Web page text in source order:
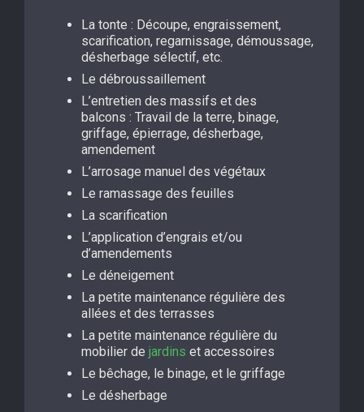
La tonte : Découpe, engraissement,
scarification, regarnissage, démoussage,
désherbage sélectif, etc.
Le débroussaillement
L’entretien des massifs et des
balcons : Travail de la terre, binage,
griffage, épierrage, désherbage,
amendement
L’arrosage manuel des végétaux
Le ramassage des feuilles
La scarification
L’application d’engrais et/ou
d’amendements
Le déneigement
La petite maintenance régulière des
allées et des terrasses
La petite maintenance régulière du
mobilier de jardins et accessoires
Le bêchage, le binage, et le griffage
Le désherbage